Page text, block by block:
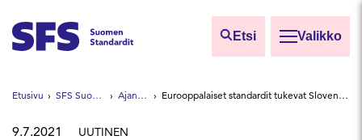
Etsi Valikko
Etsi sivuilta
Hae hakutermillä
Etusivu SFS Suomen Standardit Ajankohtaista Eurooppalaiset standardit tukevat Slovenian EU-puheenjohtajakauden tavoitteita
9.7.2021 UUTINEN